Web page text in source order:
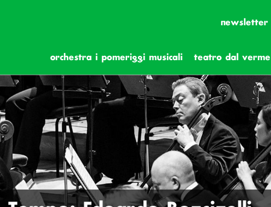
newsletter
orchestra i pomeriggi musicali teatro dal verme